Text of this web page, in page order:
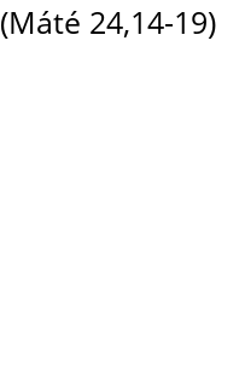
(Máté 24,14-19)